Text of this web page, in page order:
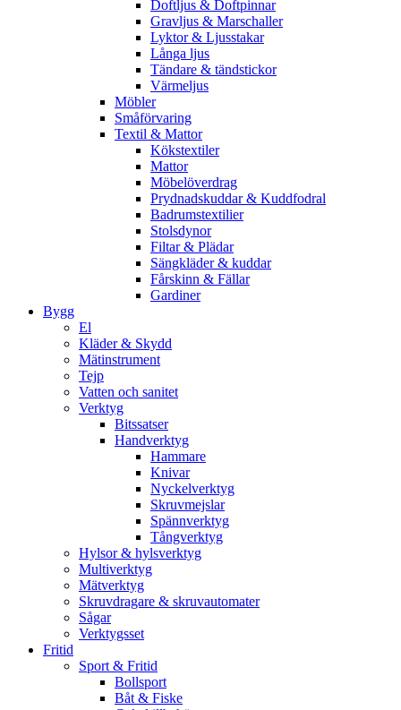
Doftljus & Doftpinnar
Gravljus & Marschaller
Lyktor & Ljusstakar
Långa ljus
Tändare & tändstickor
Värmeljus
Möbler
Småförvaring
Textil & Mattor
Kökstextiler
Mattor
Möbelöverdrag
Prydnadskuddar & Kuddfodral
Badrumstextilier
Stolsdynor
Filtar & Plädar
Sängkläder & kuddar
Fårskinn & Fällar
Gardiner
Bygg
El
Kläder & Skydd
Mätinstrument
Tejp
Vatten och sanitet
Verktyg
Bitssatser
Handverktyg
Hammare
Knivar
Nyckelverktyg
Skruvmejslar
Spännverktyg
Tångverktyg
Hylsor & hylsverktyg
Multiverktyg
Mätverktyg
Skruvdragare & skruvautomater
Sågar
Verktygsset
Fritid
Sport & Fritid
Bollsport
Båt & Fiske